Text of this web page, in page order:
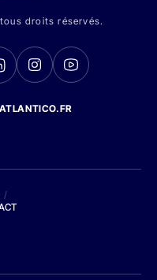
droits réservés.
/